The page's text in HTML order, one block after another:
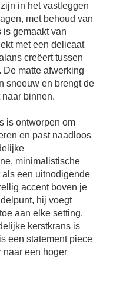
in het vastleggen
met behoud van
gemaakt van
met een delicaat
creëert tussen
matte afwerking
sneeuw en brengt de
binnen.
is ontworpen om
en past naadloos
minimalistische
als een uitnodigende
accent boven je
hij voegt
aan elke setting.
kerstkrans is
een statement piece
naar een hoger